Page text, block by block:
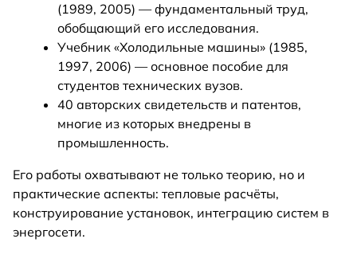
(1989, 2005) — фундаментальный труд,
обобщающий его исследования.
Учебник «Холодильные машины» (1985,
1997, 2006) — основное пособие для
студентов технических вузов.
40 авторских свидетельств и патентов,
многие из которых внедрены в
промышленность.
Его работы охватывают не только теорию, но и
практические аспекты: тепловые расчёты,
конструирование установок, интеграцию систем в
энергосети.